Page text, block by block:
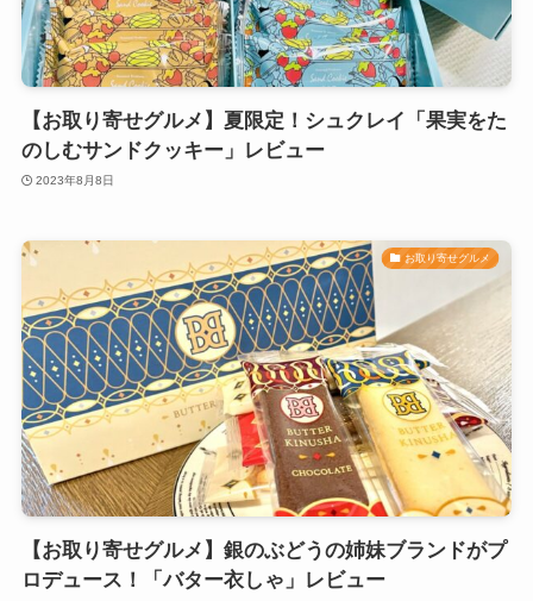
【お取り寄せグルメ】夏限定！シュクレイ「果実をた
のしむサンドクッキー」レビュー
2023年8月8日
お取り寄せグルメ
【お取り寄せグルメ】銀のぶどうの姉妹ブランドがプ
ロデュース！「バター衣しゃ」レビュー